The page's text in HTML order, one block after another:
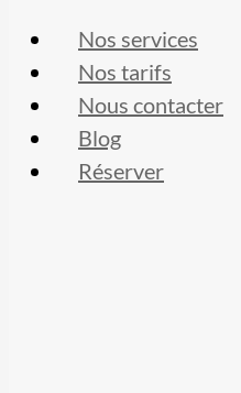
Taxi au
l’application
Si vous cherchez un taxi au
la solution idéale pour un
technologie intuitive, réserver
Nos services
Nos tarifs
Nous contacter
Blog
Réserver